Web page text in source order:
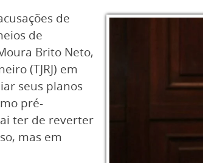
de
de
Brito Neto,
(TJRJ) em
seus planos
pré-
ter de reverter
mas em